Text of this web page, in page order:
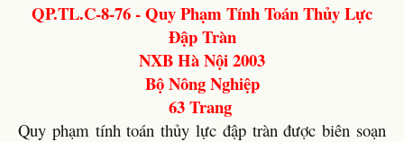
QP.TL.C-8-76 - Quy Phạm Tính Toán Thủy Lực
Đập Tràn
NXB Hà Nội 2003
Bộ Nông Nghiệp
63 Trang
Quy phạm tính toán thủy lực đập tràn được biên soạn